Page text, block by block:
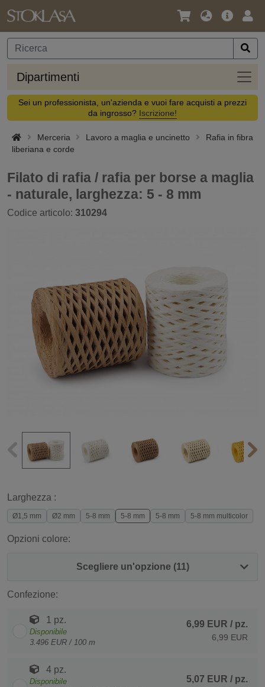
Lingua
Valuta
Offerta
Dipartimenti
Sei un professionista, un'azienda e vuoi fare acquisti a prezzi
da ingrosso? Iscrizione!
Merceria Lavoro a maglia e uncinetto
Rafia in fibra
liberiana e corde
Filato di rafia / rafia per borse a maglia
- naturale, larghezza: 5 - 8 mm
Codice articolo: 310294
Larghezza :
Ø1,5 mm Ø2 mm 5-8 mm 5-8 mm 5-8 mm 5-8 mm multicolor
Opzioni colore:
Scegliere un'opzione (11)
Confezione:
1 pz.
Disponibile
3.496 EUR / 100 m
6,99 EUR / pz.
6,99 EUR
4 pz.
Disponibile
5,07 EUR / pz.